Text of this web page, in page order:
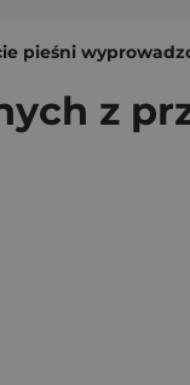
pieśni
z